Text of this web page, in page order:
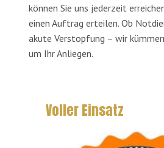
können Sie uns jederzeit
einen Auftrag erteilen. Ob
akute Verstopfung – wir
um Ihr Anliegen.
Voller Einsatz